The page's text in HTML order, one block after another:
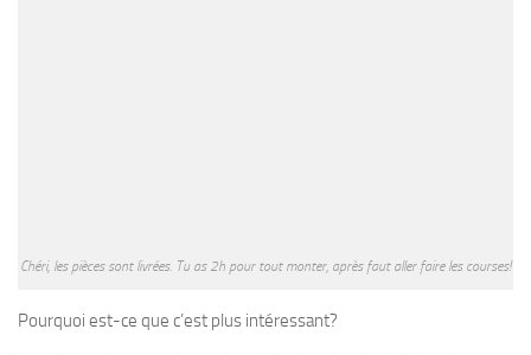
Chéri, les pièces sont livrées. Tu as 2h pour tout monter, après faut aller faire les courses!
Pourquoi est-ce que c’est plus intéressant?